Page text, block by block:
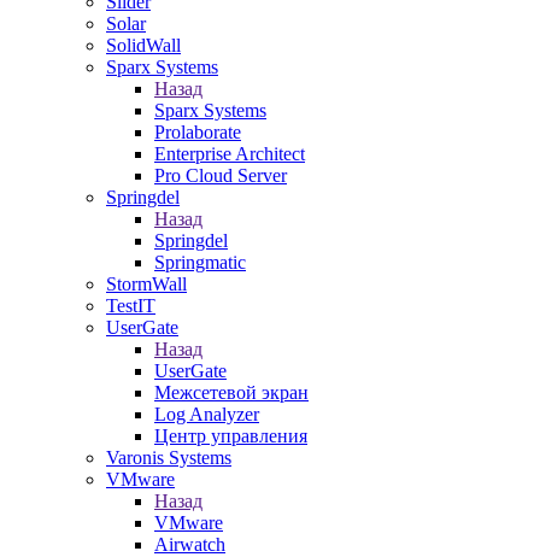
Solar
SolidWall
Sparx Systems
Назад
Sparx Systems
Prolaborate
Enterprise Architect
Pro Cloud Server
Springdel
Назад
Springdel
Springmatic
StormWall
TestIT
UserGate
Назад
UserGate
Межсетевой экран
Log Analyzer
Центр управления
Varonis Systems
VMware
Назад
VMware
Airwatch